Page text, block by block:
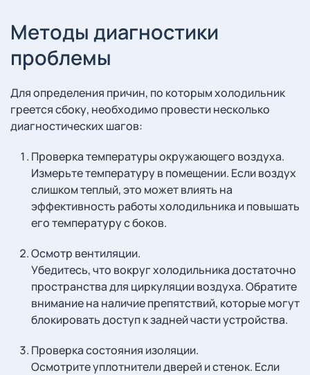
Методы диагностики
проблемы
Для определения причин, по которым холодильник
греется сбоку, необходимо провести несколько
диагностических шагов:
Проверка температуры окружающего воздуха.
Измерьте температуру в помещении. Если воздух
слишком теплый, это может влиять на
эффективность работы холодильника и повышать
его температуру с боков.
Осмотр вентиляции.
Убедитесь, что вокруг холодильника достаточно
пространства для циркуляции воздуха. Обратите
внимание на наличие препятствий, которые могут
блокировать доступ к задней части устройства.
Проверка состояния изоляции.
Осмотрите уплотнители дверей и стенок. Если